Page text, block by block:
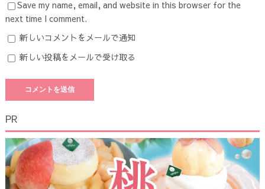
Save my name, email, and website in this browser for the
next time I comment.
新しいコメントをメールで通知
新しい投稿をメールで受け取る
PR